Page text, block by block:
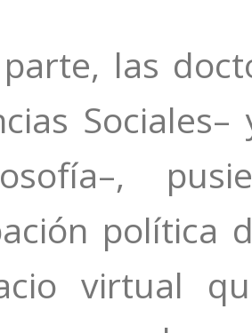
las
política
virtual